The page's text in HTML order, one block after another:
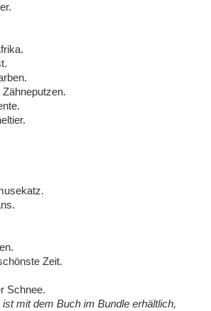
Zeit.
Schnee.
mit dem Buch im Bundle erhältlich,